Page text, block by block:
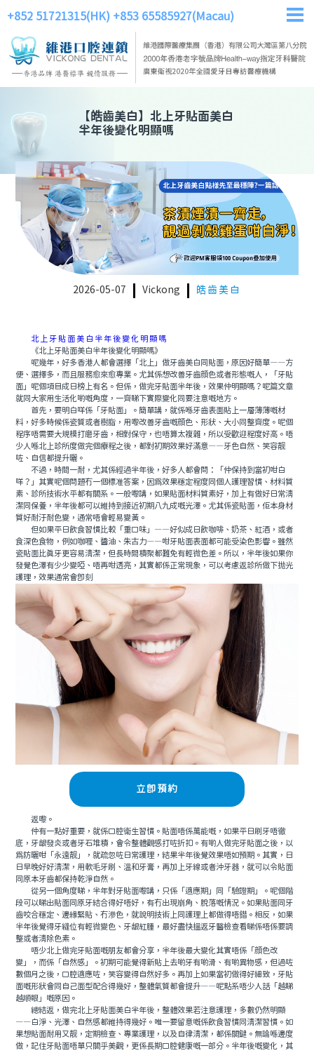
+852 51721315(HK) +853 65585927(Macau)
【皓齒美白】 北上牙貼面美白
半年後變化明顯嗎
2026-05-07 Vickong 皓齒美白
北上牙貼面美白半年後變化明顯嗎
《北上牙貼面美白半年後變化明顯嗎》
呢幾年，好多香港人都會選擇「北上」做牙齒美白同貼面，原因好簡單——方
便、選擇多，而且服務愈來愈專業。尤其係想改善牙齒顔色或者形態嘅人，「牙貼
面」呢個項目成日榜上有名。但係，做完牙貼面半年後，效果仲明顯嗎？呢篇文章
就同大家用生活化啲嘅角度，一齊睇下實際變化同要注意嘅地方。
首先，要明白咩係「牙貼面」。簡單講，就係喺牙齒表面貼上一層薄薄嘅材
料，好多時候係瓷質或者樹脂，用嚟改善牙齒嘅顔色、形狀、大小同整齊度。呢個
程序唔需要大規模打磨牙齒，相對保守，也唔算太複雜，所以受歡迎程度好高。唔
少人喺北上診所度做完個療程之後，都對初期效果好滿意——牙色自然、笑容靓
咗、自信都提升曬。
不過，時間一耐，尤其係經過半年後，好多人都會問：「仲保持到當初咁白
咩？」其實呢個問題冇一個標准答案，因爲效果穩定程度同個人護理習慣、材料質
素、診所技術水平都有關系。一般嚟講，如果貼面材料質素好，加上有做好日常清
潔同保養，半年後都可以維持到接近初期八九成嘅光澤。尤其係瓷貼面，佢本身材
質好耐汙耐色變，通常唔會輕易變黃。
但如果平日飲食習慣比較「重口味」——好似成日飲咖啡、奶茶、紅酒，或者
食深色食物，例如咖喱、醬油、朱古力——咁牙貼面表面都可能受染色影響。雖然
瓷貼面比真牙更容易清潔，但長時間積聚都難免有輕微色差。所以，半年後如果你
發覺色澤有少少變啞、唔再咁透亮，其實都係正常現象，可以考慮返診所做下抛光
護理，效果通常會即刻
立即預約
返嚟。
仲有一點好重要，就係口腔衛生習慣。貼面唔係萬能嘅，如果平日刷牙唔徹
底，牙龈發炎或者牙石堆積，會令整體觀感打咗折扣。有啲人做完牙貼面之後，以
爲防曬咁「永遠靓」，就疏忽咗日常護理，結果半年後覺效果唔如預期。其實，日
日早晚好好清潔，用軟毛牙刷、溫和牙膏，再加上牙線或者沖牙器，就可以令貼面
同原本牙齒都保持乾淨自然。
從另一個角度睇，半年對牙貼面嚟講，只係「適應期」同「驗證期」。呢個階
段可以睇出貼面同原牙結合得好唔好，有冇出現崩角、脫落嘅情況。如果貼面同牙
齒咬合穩定、邊緣緊貼、冇滲色，就說明技術上同護理上都做得唔錯。相反，如果
半年後覺得牙縫位有輕微變色、牙龈紅腫，最好盡快搵返牙醫檢查看睇係唔係要調
整或者清除色素。
唔少北上做完牙貼面嘅朋友都會分享，半年後最大變化其實唔係「顔色改
變」，而係「自然感」。初期可能覺得新貼上去啲牙有啲滑、有啲異物感，但過咗
數個月之後，口腔適應咗，笑容變得自然好多。再加上如果當初做得好細致，牙貼
面嘅形狀會同自己面型配合得幾好，整體氣質都會提升——呢點系唔少人話「越睇
越順眼」嘅原因。
總結返，做完北上牙貼面美白半年後，整體效果若注意護理，多數仍然明顯
——白淨、光澤、自然感都維持得幾好。唯一要留意嘅係飲食習慣同清潔習慣。如
果想貼面耐用又靓，定期檢查、專業護理，以及自律清潔，都係關鍵。無論喺邊度
做，記住牙貼面唔單只關乎美觀，更係長期口腔健康嘅一部分。半年後嘅變化，其